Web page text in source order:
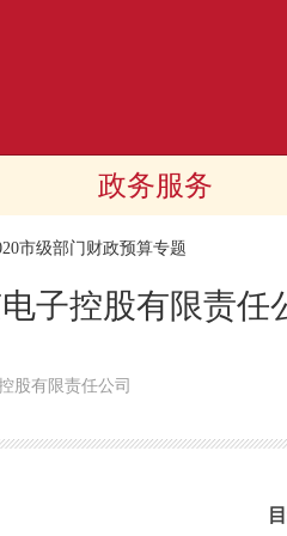
政务服务
市级部门财政预算专题
子控股有限责任
股有限责任公司